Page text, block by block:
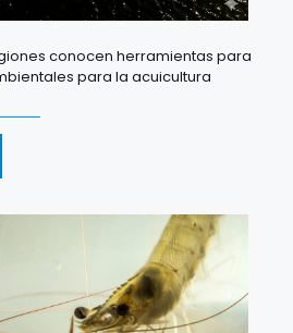
conocen herramientas para
para la acuicultura